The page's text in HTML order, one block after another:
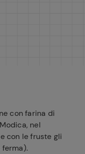
con farina di
nel
con le fruste gli
ferma).